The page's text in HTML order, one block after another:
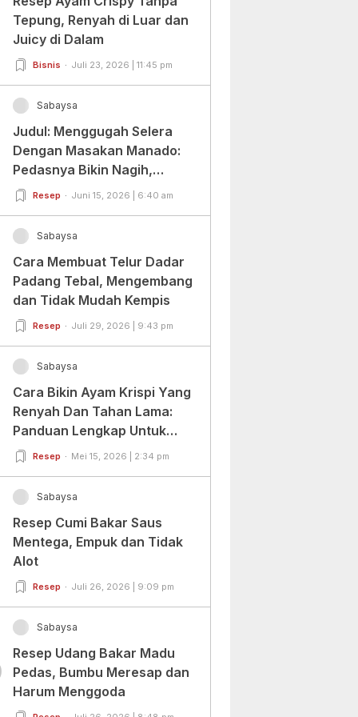
Tepung, Renyah di Luar dan
Juicy di Dalam
Bisnis Juli 23, 2026 | 11:45 pm
Sabaysa
Judul: Menggugah Selera
Dengan Masakan Manado:
Pedasnya Bikin Nagih,
Ragamnya Bikin Ketagihan!
Resep Juni 15, 2026 | 6:40 am
Sabaysa
Cara Membuat Telur Dadar
Padang Tebal, Mengembang
dan Tidak Mudah Kempis
Resep Juli 29, 2026 | 9:43 pm
Sabaysa
Cara Bikin Ayam Krispi Yang
Renyah Dan Tahan Lama:
Panduan Lengkap Untuk
Pemula Dan Profesional
Resep Mei 15, 2026 | 2:34 pm
Sabaysa
Resep Cumi Bakar Saus
Mentega, Empuk dan Tidak
Alot
Resep Juli 26, 2026 | 9:09 pm
Sabaysa
Resep Udang Bakar Madu
Pedas, Bumbu Meresap dan
Harum Menggoda